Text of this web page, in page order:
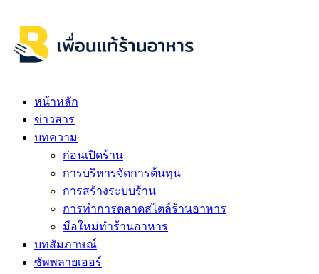
หน้าหลัก
ข่าวสาร
บทความ
ก่อนเปิดร้าน
การบริหารจัดการต้นทุน
การสร้างระบบร้าน
การทำการตลาดสไตล์ร้านอาหาร
มือใหม่ทำร้านอาหาร
บทสัมภาษณ์
ซัพพลายเออร์